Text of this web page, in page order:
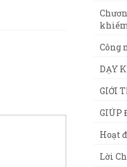
Công
DẠY
GIỚI
GIÚP
Hoạt
Lời